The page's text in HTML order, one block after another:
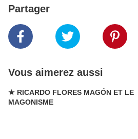
Partager
Vous aimerez aussi
★ RICARDO FLORES MAGÓN ET LE
MAGONISME